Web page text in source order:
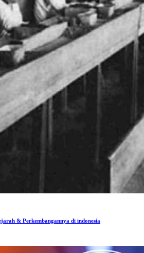
& Perkembangannya di indonesia